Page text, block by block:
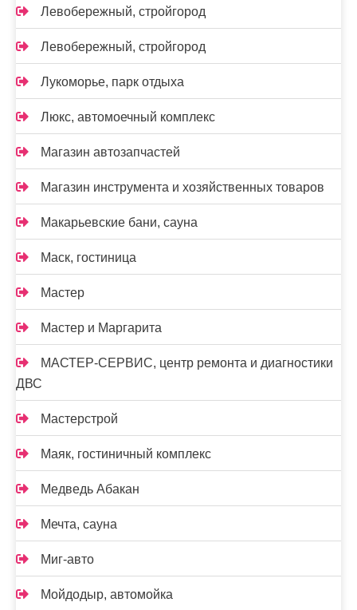
Левобережный, стройгород
Левобережный, стройгород
Лукоморье, парк отдыха
Люкс, автомоечный комплекс
Магазин автозапчастей
Магазин инструмента и хозяйственных товаров
Макарьевские бани, сауна
Маск, гостиница
Мастер
Мастер и Маргарита
МАСТЕР-СЕРВИС, центр ремонта и диагностики
ДВС
Мастерстрой
Маяк, гостиничный комплекс
Медведь Абакан
Мечта, сауна
Миг-авто
Мойдодыр, автомойка